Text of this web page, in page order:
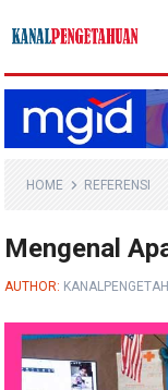
Kanal Pengetahuan
HOME REFERENSI
Mengenal
AUTHOR: